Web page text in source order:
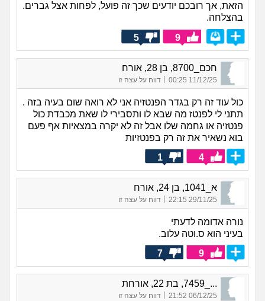
הזאת, אך רובכם יודעים שכך זה פועל, לפחות אצל גברים.
בהצלחה.
9
5
חכם_8700, בן 28, אורח
11/12/25 00:25
| דווח על עצה זו
כול עוד זה רק בגדר הפנטזיה אני לא רואה שום בעיה בזה .
תתני לי לפנטז מה שבא לו ותסבירי לו שאת מכבדת כול
פנטזיה או גחמה שלו אבל זה לא יקרה במצאיות אף פעם
בוא נשאיר את זה רק בפנטזיות
4
1
א_1041, בן 24, אורח
29/11/25 22:15
| דווח על עצה זו
נורה אדומה לדעתי
בעיני הוא ס.וטה עלוב.
9
7
..._7459, בת 22, אורחת
06/12/25 21:52 דווח על עצה זו